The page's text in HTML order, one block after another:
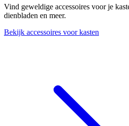
Vind geweldige accessoires voor je
dienbladen en meer.
Bekijk accessoires voor kasten